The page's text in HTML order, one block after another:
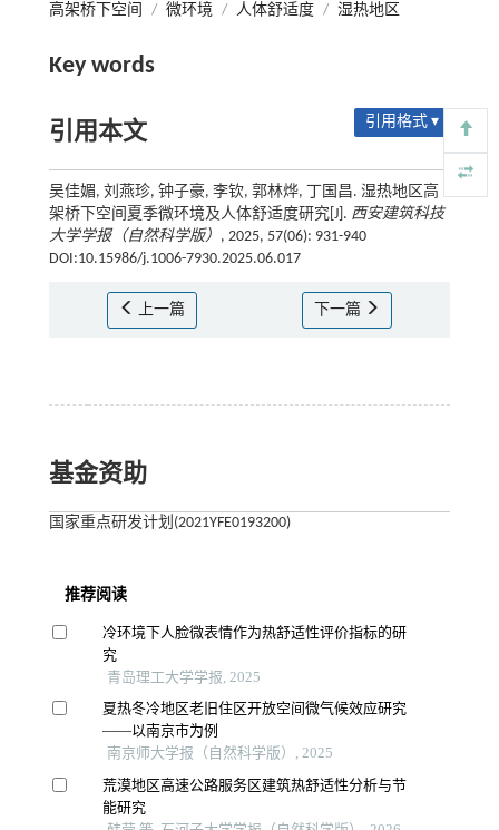
高架桥下空间 / 微环境 / 人体舒适度 / 湿热地区
Key words
引用本文 引用格式 ▾
吴佳媚, 刘燕珍, 钟子豪, 李钦, 郭林烨, 丁国昌. 湿热地区高
架桥下空间夏季微环境及人体舒适度研究[J]. 西安建筑科技
大学学报（自然科学版） , 2025, 57(06): 931-940
DOI:10.15986/j.1006-7930.2025.06.017
上一篇 下一篇
基金资助
国家重点研发计划(2021YFE0193200)